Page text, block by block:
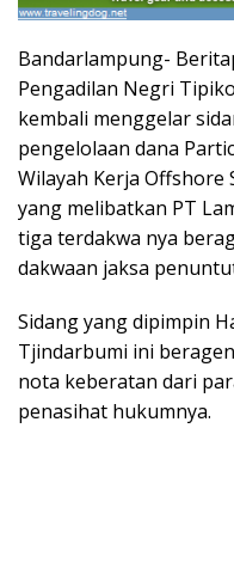
Bandarlampung-
Pengadilan Negri
kembali menggelar
pengelolaan dana
Wilayah Kerja Offshore
yang melibatkan PT
tiga terdakwa nya
dakwaan jaksa
Sidang yang dipimpin
Tjindarbumi ini
nota keberatan dari
penasihat hukumnya.